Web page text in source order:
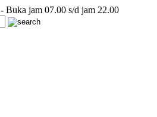
- Buka jam 07.00 s/d jam 22.00